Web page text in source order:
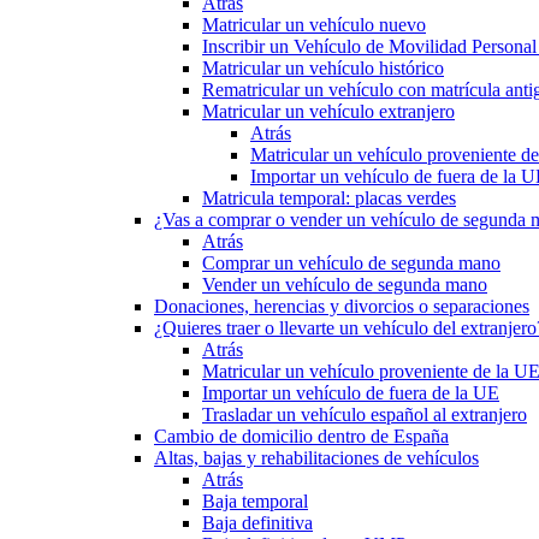
Matricular un vehículo nuevo
Inscribir un Vehículo de Movilidad
Matricular un vehículo histórico
Rematricular un vehículo con matrícula
Matricular un vehículo extranjero
Atrás
Matricular un vehículo proveniente
Importar un vehículo de fuera de la
Matricula temporal: placas verdes
¿Vas a comprar o vender un vehículo de segunda
Atrás
Comprar un vehículo de segunda mano
Vender un vehículo de segunda mano
Donaciones, herencias y divorcios o separaciones
¿Quieres traer o llevarte un vehículo del
Atrás
Matricular un vehículo proveniente de la UE
Importar un vehículo de fuera de la UE
Trasladar un vehículo español al extranjero
Cambio de domicilio dentro de España
Altas, bajas y rehabilitaciones de vehículos
Atrás
Baja temporal
Baja definitiva